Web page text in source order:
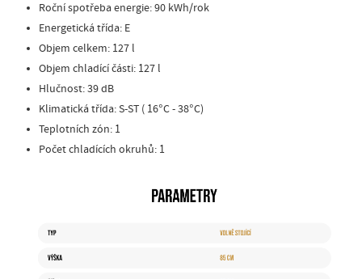
Roční spotřeba energie: 90 kWh/rok
Energetická třída: E
Objem celkem: 127 l
Objem chladící části: 127 l
Hlučnost: 39 dB
Klimatická třída: S-ST ( 16°C - 38°C)
Teplotních zón: 1
Počet chladících okruhů: 1